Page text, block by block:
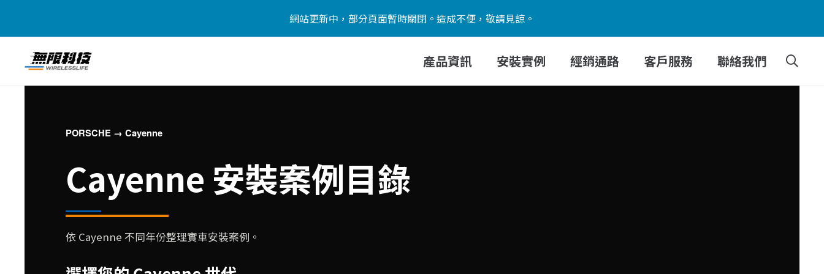
網站更新中，部分頁面暫時關閉。造成不便，敬請見諒。
產品資訊 安裝實例 經銷通路 客戶服務 聯絡我們
PORSCHE → Cayenne
Cayenne 安裝案例目錄
依 Cayenne 不同年份整理實車安裝案例。